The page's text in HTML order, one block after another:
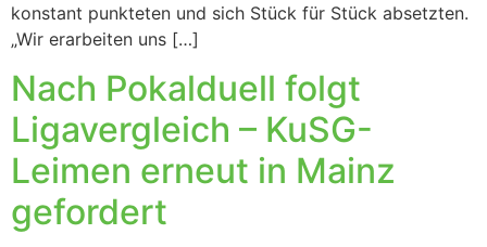
konstant punkteten und sich Stück für Stück absetzten.
„Wir erarbeiten uns […]
Nach Pokalduell folgt
Ligavergleich – KuSG-
Leimen erneut in Mainz
gefordert